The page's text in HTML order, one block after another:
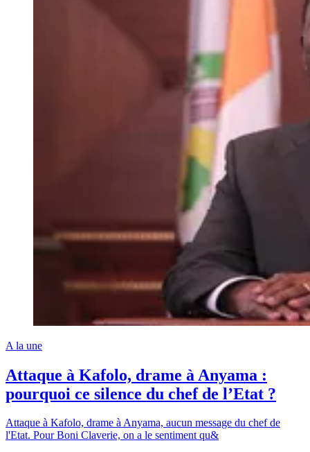
A la une
Attaque à Kafolo, drame à Anyama :
pourquoi ce silence du chef de l’Etat ?
Attaque à Kafolo, drame à Anyama, aucun message du chef de
l'Etat. Pour Boni Claverie, on a le sentiment qu&